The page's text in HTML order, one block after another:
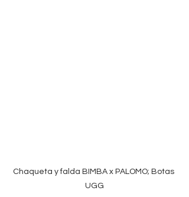
Chaqueta y falda BIMBA x PALOMO; Botas
UGG